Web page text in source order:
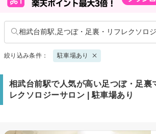
相武台前駅,足つぼ・足裏・リフレクソロ
絞り込み条件： 駐車場あり
相武台前駅で人気が高い足つぼ・足裏
レクソロジーサロン | 駐車場あり